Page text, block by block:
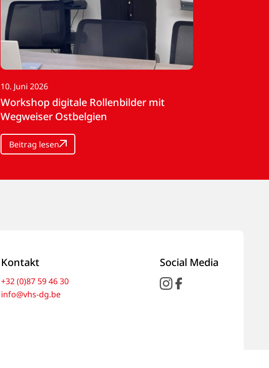
10. Juni 2026
Workshop digitale Rollenbilder mit
Wegweiser Ostbelgien
Beitrag lesen
Kontakt
+32 (0)87 59 46 30
info@vhs-dg.be
Social Media